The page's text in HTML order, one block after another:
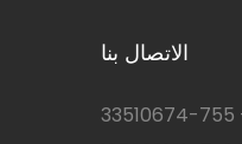
الاتصال بنا
755-33510674